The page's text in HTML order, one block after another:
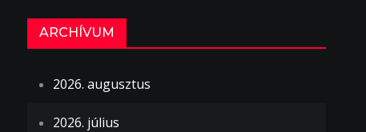
ARCHÍVUM
2026. augusztus
2026. július